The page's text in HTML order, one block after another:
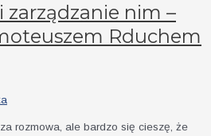
zarządzanie nim –
Rduchem
rozmowa, ale bardzo się cieszę, że